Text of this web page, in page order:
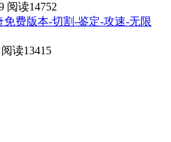
阅读14752
费版本-切割-鉴定-攻速-无限
阅读13415